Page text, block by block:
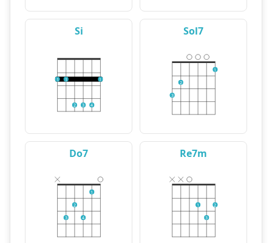
Si
1 1
2 3 4
1
Sol7
3
2
1
Do7
3
2
4
1
Re7m
1
3
2